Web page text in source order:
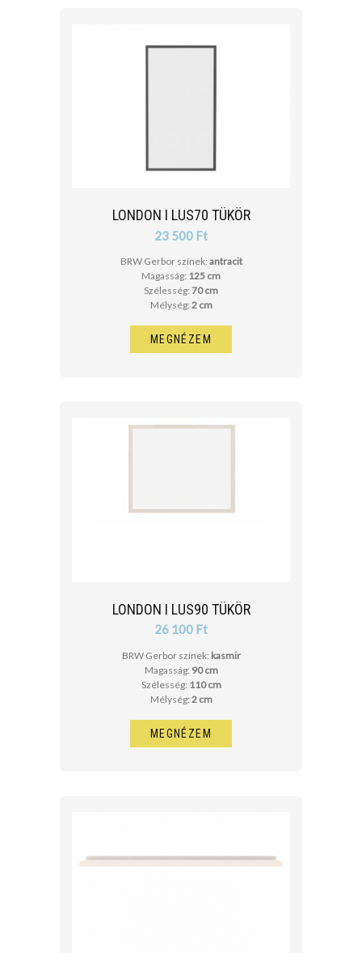
LONDON I LUS70 TÜKÖR
23 500 Ft
BRW Gerbor színek: antracit
Magasság: 125 cm
Szélesség: 70 cm
Mélység: 2 cm
MEGNÉZEM
LONDON I LUS90 TÜKÖR
26 100 Ft
BRW Gerbor színek: kasmir
Magasság: 90 cm
Szélesség: 110 cm
Mélység: 2 cm
MEGNÉZEM